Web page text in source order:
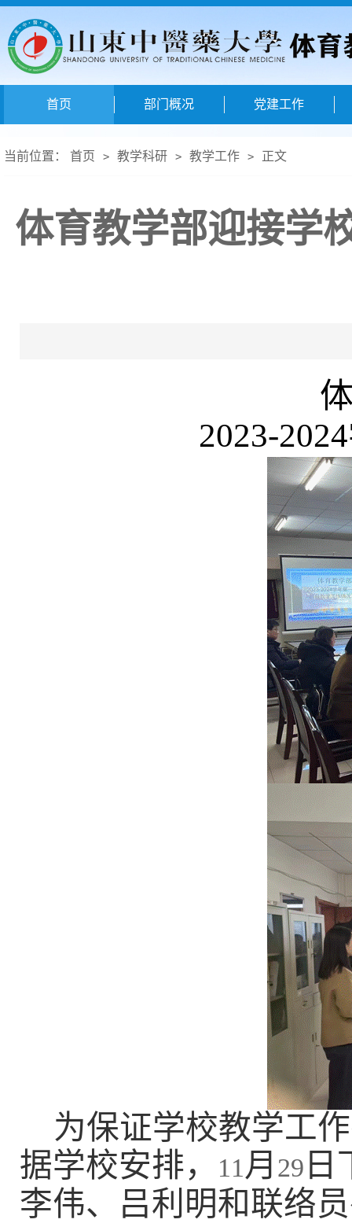
首页 部门概况 党建工作
当前位置： 首页 > 教学科研 > 教学工作 > 正文
体育教学部迎接学
2023-2024
为保证学校教学工
据学校安排，
11 月 29 日
李伟、吕利明和联络